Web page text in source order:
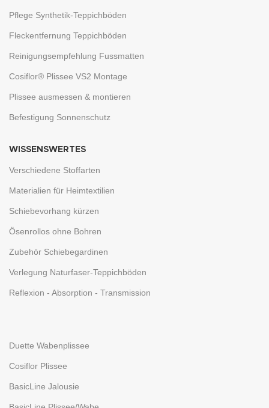
Pflege Synthetik-Teppichböden
Fleckentfernung Teppichböden
Reinigungsempfehlung Fussmatten
Cosiflor® Plissee VS2 Montage
Plissee ausmessen & montieren
Befestigung Sonnenschutz
WISSENSWERTES
Verschiedene Stoffarten
Materialien für Heimtextilien
Schiebevorhang kürzen
Ösenrollos ohne Bohren
Zubehör Schiebegardinen
Verlegung Naturfaser-Teppichböden
Reflexion - Absorption - Transmission
Duette Wabenplissee
Cosiflor Plissee
BasicLine Jalousie